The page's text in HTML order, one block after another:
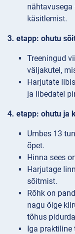
käsitlemist.
3. etapp: ohutu
Treeningud
väljakutel,
Harjutate
ja libedatel
4. etapp: ohutu ja
Umbes 13
õpet.
Hinna sees
Harjutage
sõitmist.
Rõhk on
nagu õige
tõhus
Iga praktiline